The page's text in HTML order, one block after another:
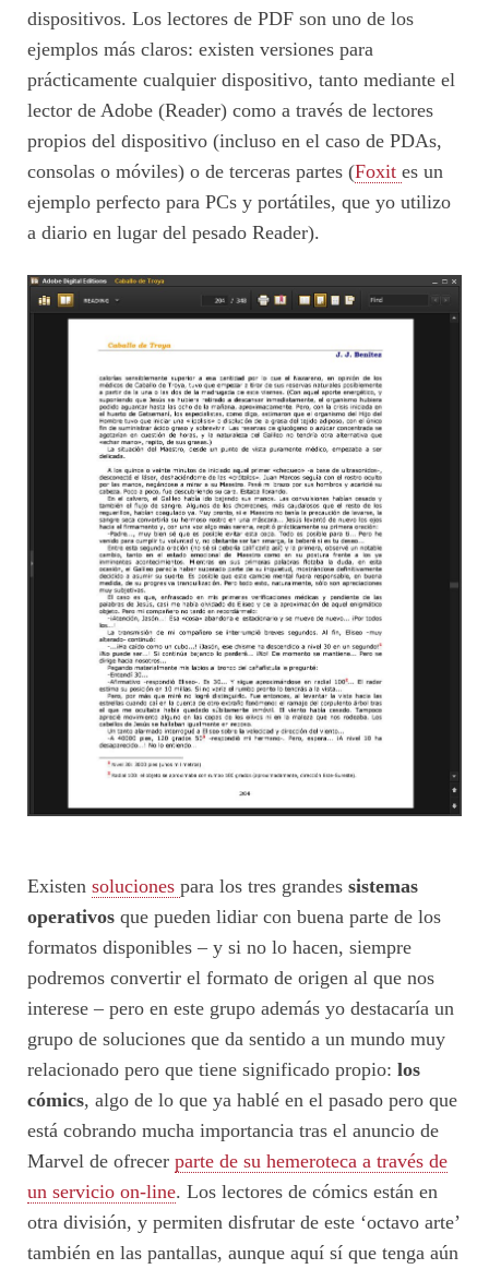
dispositivos. Los lectores de PDF son uno de los
ejemplos más claros: existen versiones para
prácticamente cualquier dispositivo, tanto mediante el
lector de Adobe (Reader) como a través de lectores
propios del dispositivo (incluso en el caso de PDAs,
consolas o móviles) o de terceras partes (Foxit es un
ejemplo perfecto para PCs y portátiles, que yo utilizo
a diario en lugar del pesado Reader).
Existen soluciones para los tres grandes sistemas
operativos que pueden lidiar con buena parte de los
formatos disponibles – y si no lo hacen, siempre
podremos convertir el formato de origen al que nos
interese – pero en este grupo además yo destacaría un
grupo de soluciones que da sentido a un mundo muy
relacionado pero que tiene significado propio: los
cómics, algo de lo que ya hablé en el pasado pero que
está cobrando mucha importancia tras el anuncio de
Marvel de ofrecer parte de su hemeroteca a través de
un servicio on-line. Los lectores de cómics están en
otra división, y permiten disfrutar de este ‘octavo arte’
también en las pantallas, aunque aquí sí que tenga aún